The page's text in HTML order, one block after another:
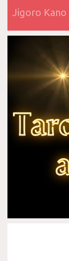
Jigoro Kano